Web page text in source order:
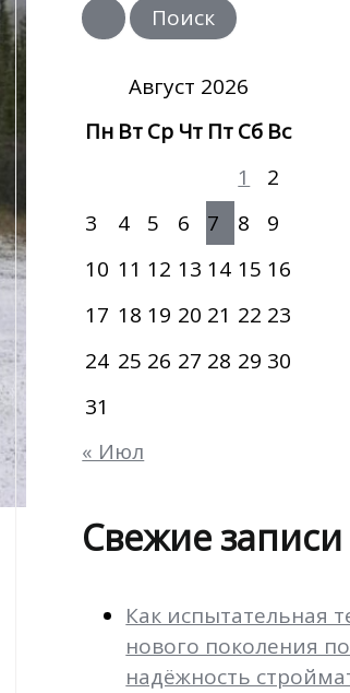
и
с
Август 2026
Пн ВтСр Чт ПтСб Вс
1
2
3
4 5 6 7 8
9
10 11 12 13 14 15 16
17 18 19 20 21 22 23
24 25 26 27 28 29 30
31
« Июл
Свежие записи
Как испытательная
нового поколения
надёжность